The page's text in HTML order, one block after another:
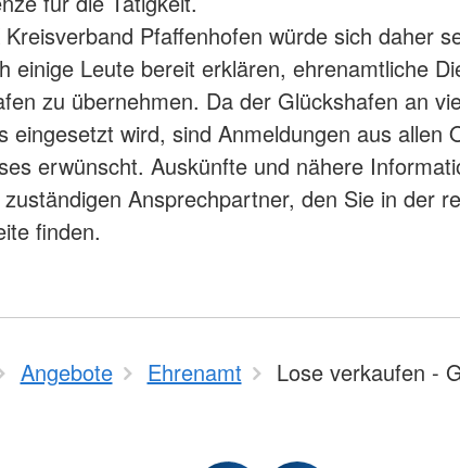
Kreisverband Pfaffenhofen würde sich daher
einige Leute bereit erklären, ehrenamtliche
zu übernehmen. Da der Glückshafen an
eingesetzt wird, sind Anmeldungen aus allen
erwünscht. Auskünfte und nähere
Ansprechpartner, den Sie in der
finden.
Angebote Ehrenamt Lose verkaufen -